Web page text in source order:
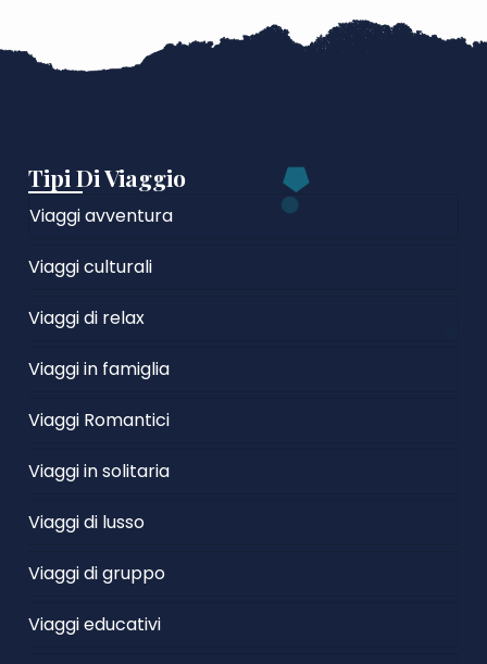
Tipi Di Viaggio
Viaggi avventura
Viaggi culturali
Viaggi di relax
Viaggi in famiglia
Viaggi Romantici
Viaggi in solitaria
Viaggi di lusso
Viaggi di gruppo
Viaggi educativi